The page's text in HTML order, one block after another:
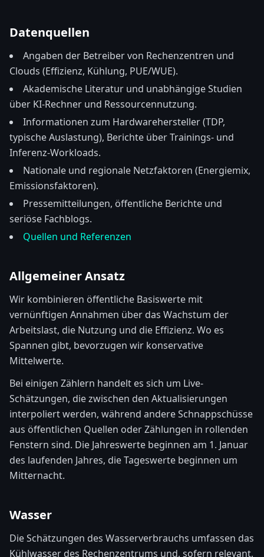
Datenquellen
Angaben der Betreiber von Rechenzentren und
Clouds (Effizienz, Kühlung, PUE/WUE).
Akademische Literatur und unabhängige Studien
über KI-Rechner und Ressourcennutzung.
Informationen zum Hardwarehersteller (TDP,
typische Auslastung), Berichte über Trainings- und
Inferenz-Workloads.
Nationale und regionale Netzfaktoren (Energiemix,
Emissionsfaktoren).
Pressemitteilungen, öffentliche Berichte und
seriöse Fachblogs.
Quellen und Referenzen
Allgemeiner Ansatz
Wir kombinieren öffentliche Basiswerte mit
vernünftigen Annahmen über das Wachstum der
Arbeitslast, die Nutzung und die Effizienz. Wo es
Spannen gibt, bevorzugen wir konservative
Mittelwerte.
Bei einigen Zählern handelt es sich um Live-
Schätzungen, die zwischen den Aktualisierungen
interpoliert werden, während andere Schnappschüsse
aus öffentlichen Quellen oder Zählungen in rollenden
Fenstern sind. Die Jahreswerte beginnen am 1. Januar
des laufenden Jahres, die Tageswerte beginnen um
Mitternacht.
Wasser
Die Schätzungen des Wasserverbrauchs umfassen das
Kühlwasser des Rechenzentrums und, sofern relevant,